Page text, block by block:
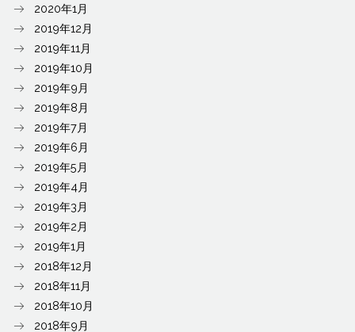
2020年1月
2019年12月
2019年11月
2019年10月
2019年9月
2019年8月
2019年7月
2019年6月
2019年5月
2019年4月
2019年3月
2019年2月
2019年1月
2018年12月
2018年11月
2018年10月
2018年9月